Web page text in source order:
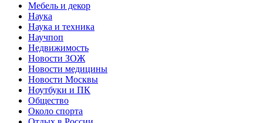
Мебель и декор
Наука
Наука и техника
Научпоп
Недвижимость
Новости ЗОЖ
Новости медицины
Новости Москвы
Ноутбуки и ПК
Общество
Около спорта